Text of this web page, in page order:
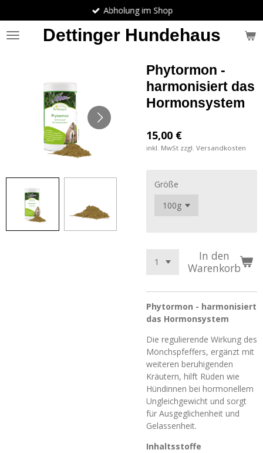
Hauptinhalt
springen
Dettinger Hundehaus
Abholung im Shop
Phytormon -
harmonisiert das
Hormonsystem
15,00 €
inkl. MwSt zzgl. Versandkosten
Größe
In den
Warenkorb
Phytormon - harmonisiert
das Hormonsystem
Die regulierende Wirkung des
Mönchspfeffers, ergänzt mit
weiteren beruhigenden
Kräutern, hilft Rüden wie
Hündinnen bei hormonellem
Ungleichgewicht und sorgt
für Ausgeglichenheit und
Gelassenheit.
Inhaltsstoffe